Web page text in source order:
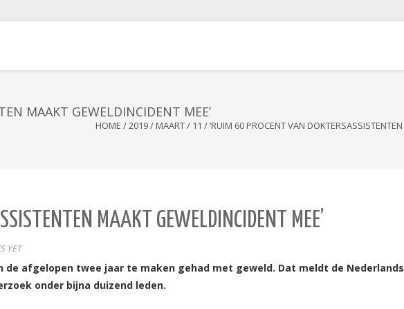
MAAKT GEWELDINCIDENT MEE’
HOME /2019/ MAART/ 11 /‘RUIM 60 PROCENT VAN
MAAKT GEWELDINCIDENT MEE’
YET
afgelopen twee jaar te maken gehad met geweld. Dat meldt de
onder bijna duizend leden.